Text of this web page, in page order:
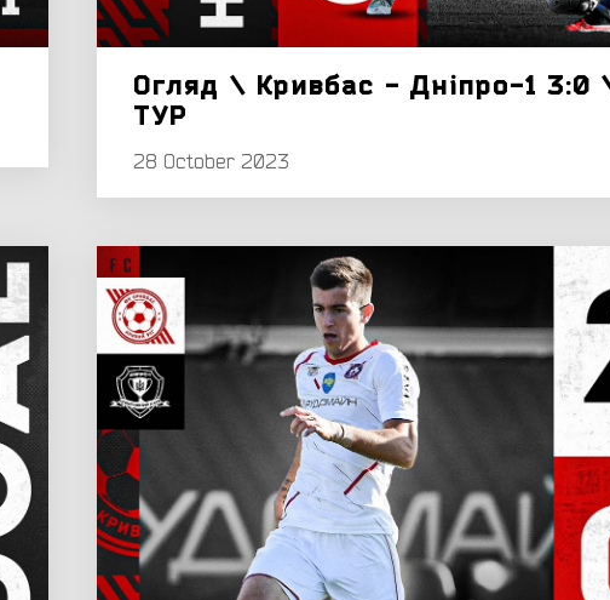
Огляд \ Кривбас - Дніпро-1
ТУР
28 October 2023